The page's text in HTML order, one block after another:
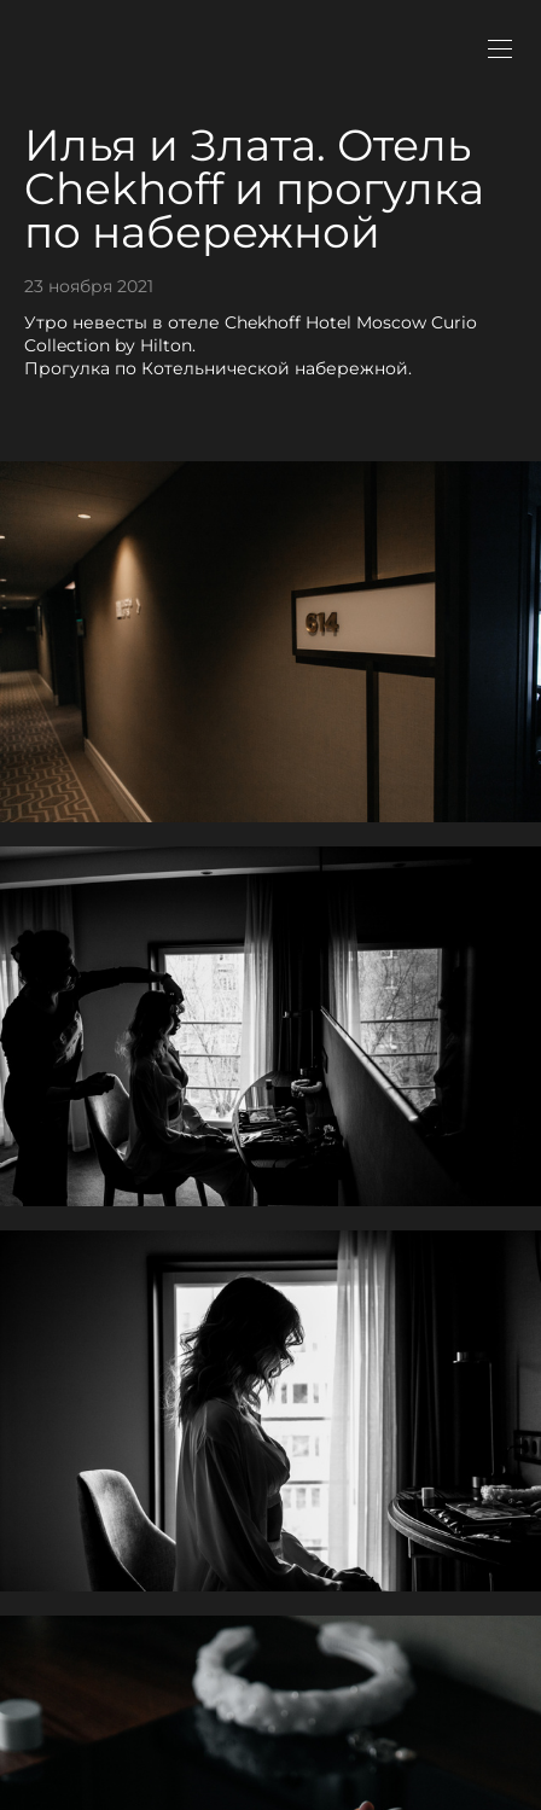
Илья и Злата. Отель
Chekhoff и прогулка
по набережной
23 ноября 2021
Утро невесты в отеле Chekhoff Hotel Moscow Curio
Collection by Hilton.
Прогулка по Котельнической набережной.